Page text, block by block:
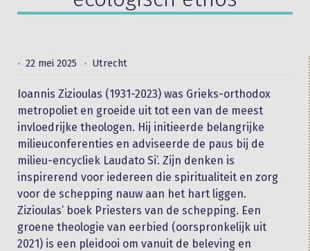
22 mei 2025 Utrecht
Ioannis Zizioulas (1931-2023) was Grieks-orthodox
metropoliet en groeide uit tot een van de meest
invloedrijke theologen. Hij initieerde belangrijke
milieuconferenties en adviseerde de paus bij de
milieu-encycliek Laudato Si’. Zijn denken is
inspirerend voor iedereen die spiritualiteit en zorg
voor de schepping nauw aan het hart liggen.
Zizioulas’ boek Priesters van de schepping. Een
groene theologie van eerbied (oorspronkelijk uit
2021) is een pleidooi om vanuit de beleving en